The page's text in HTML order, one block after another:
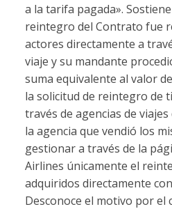
a la tarifa pagada».
reintegro del Contrato fue
actores directamente a
viaje y su mandante
suma equivalente al valor
la solicitud de reintegro de
través de agencias de
la agencia que vendió los
gestionar a través de la
Airlines únicamente el
adquiridos directamente
Desconoce el motivo por el